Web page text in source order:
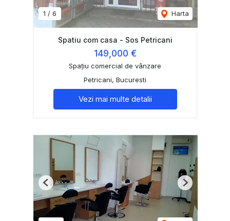
1 / 6 Harta
Spatiu com casa - Sos Petricani
149,000 €
Spațiu comercial de vânzare
Petricani, Bucuresti
Vezi mai multe detalii
Previous Next